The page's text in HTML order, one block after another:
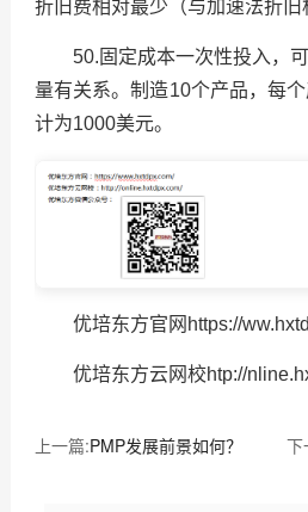
折旧费相对最少（与加速法折旧
50.固定成本一次性投入，
量有关系。制造10个产品，每
计为1000美元。
优培东方官网https://
优培东方云网校htp://
上一篇:PMP发展前景如何？ 下